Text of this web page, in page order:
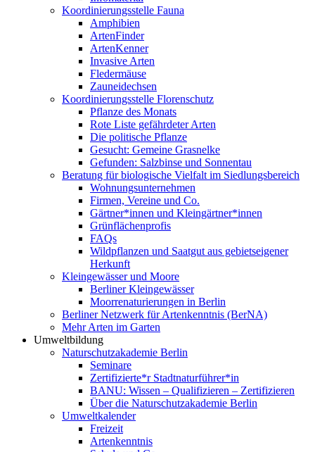
Koordinierungsstelle Fauna
Amphibien
ArtenFinder
ArtenKenner
Invasive Arten
Fledermäuse
Zauneidechsen
Koordinierungsstelle Florenschutz
Pflanze des Monats
Rote Liste gefährdeter Arten
Die politische Pflanze
Gesucht: Gemeine Grasnelke
Gefunden: Salzbinse und Sonnentau
Beratung für biologische Vielfalt im Siedlungsbereich
Wohnungsunternehmen
Firmen, Vereine und Co.
Gärtner*innen und Kleingärtner*innen
Grünflächenprofis
FAQs
Wildpflanzen und Saatgut aus gebietseigener
Herkunft
Kleingewässer und Moore
Berliner Kleingewässer
Moorrenaturierungen in Berlin
Berliner Netzwerk für Artenkenntnis (BerNA)
Mehr Arten im Garten
Umweltbildung
Naturschutzakademie Berlin
Seminare
Zertifizierte*r Stadtnaturführer*in
BANU: Wissen – Qualifizieren – Zertifizieren
Über die Naturschutzakademie Berlin
Umweltkalender
Freizeit
Artenkenntnis